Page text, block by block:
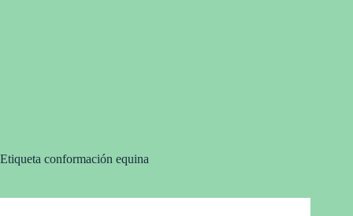
Etiqueta conformación equina